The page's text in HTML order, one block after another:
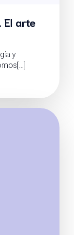
El arte
y